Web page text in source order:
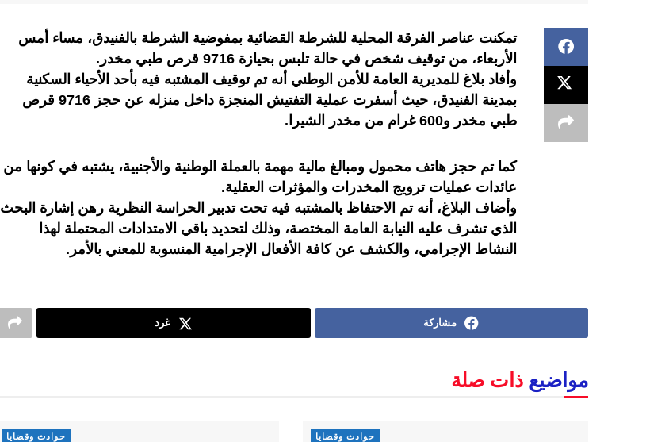
تمكنت عناصر الفرقة المحلية للشرطة القضائية بمفوضية الشرطة بالفنيدق، مساء أمس
الأربعاء، من توقيف شخص في حالة تلبس بحيازة 9716 قرص طبي مخدر.
وأفاد بلاغ للمديرية العامة للأمن الوطني أنه تم توقيف المشتبه فيه بأحد الأحياء السكنية
بمدينة الفنيدق، حيث أسفرت عملية التفتيش المنجزة داخل منزله عن حجز 9716 قرص
طبي مخدر و600 غرام من مخدر الشيرا.
كما تم حجز هاتف محمول ومبالغ مالية مهمة بالعملة الوطنية والأجنبية، يشتبه في كونها من
عائدات عمليات ترويج المخدرات والمؤثرات العقلية.
وأضاف البلاغ، أنه تم الاحتفاظ بالمشتبه فيه تحت تدبير الحراسة النظرية رهن إشارة البحث
الذي تشرف عليه النيابة العامة المختصة، وذلك لتحديد باقي الامتدادات المحتملة لهذا
النشاط الإجرامي، والكشف عن كافة الأفعال الإجرامية المنسوبة للمعني بالأمر.
مشاركة غرد
مواضيع ذات صلة
حوادث وقضايا حوادث وقضايا